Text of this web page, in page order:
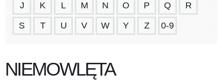
J K L M N O P Q R
S T U V W Y Z 0-9
NIEMOWLĘTA